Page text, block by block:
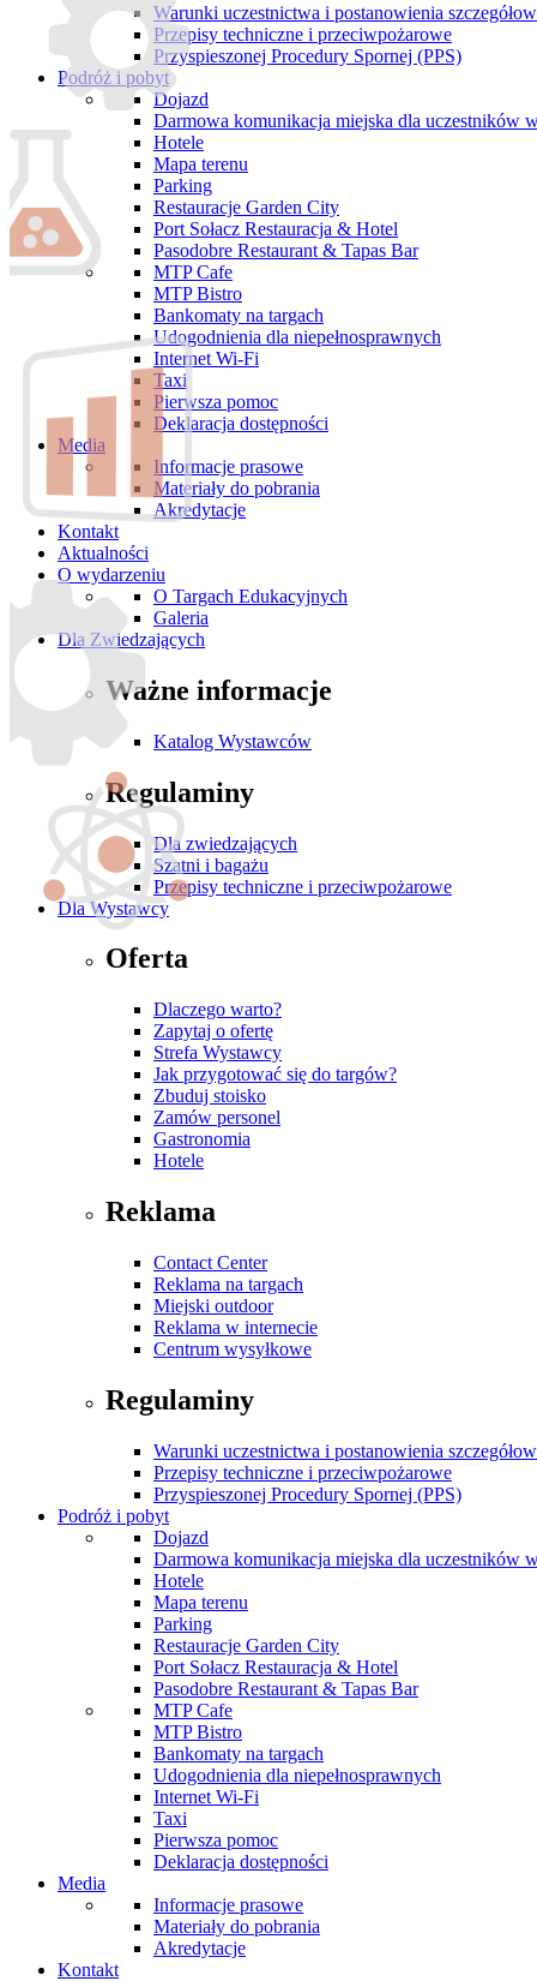
Warunki uczestnictwa i postanowienia
Przepisy techniczne i przeciwpożarowe
Przyspieszonej Procedury Spornej (PPS)
Podróż i pobyt
Dojazd
Darmowa komunikacja miejska dla uczestników
Hotele
Mapa terenu
Parking
Restauracje Garden City
Port Sołacz Restauracja & Hotel
Pasodobre Restaurant & Tapas Bar
MTP Cafe
MTP Bistro
Bankomaty na targach
Udogodnienia dla niepełnosprawnych
Internet Wi-Fi
Taxi
Pierwsza pomoc
Deklaracja dostępności
Media
Informacje prasowe
Materiały do pobrania
Akredytacje
Kontakt
Aktualności
O wydarzeniu
O Targach Edukacyjnych
Galeria
Dla Zwiedzających
Ważne informacje
Katalog Wystawców
Regulaminy
Dla zwiedzających
Szatni i bagażu
Przepisy techniczne i przeciwpożarowe
Dla Wystawcy
Oferta
Dlaczego warto?
Zapytaj o ofertę
Strefa Wystawcy
Jak przygotować się do targów?
Zbuduj stoisko
Zamów personel
Gastronomia
Hotele
Reklama
Contact Center
Reklama na targach
Miejski outdoor
Reklama w internecie
Centrum wysyłkowe
Regulaminy
Warunki uczestnictwa i postanowienia
Przepisy techniczne i przeciwpożarowe
Przyspieszonej Procedury Spornej (PPS)
Podróż i pobyt
Dojazd
Darmowa komunikacja miejska dla uczestników
Hotele
Mapa terenu
Parking
Restauracje Garden City
Port Sołacz Restauracja & Hotel
Pasodobre Restaurant & Tapas Bar
MTP Cafe
MTP Bistro
Bankomaty na targach
Udogodnienia dla niepełnosprawnych
Internet Wi-Fi
Taxi
Pierwsza pomoc
Deklaracja dostępności
Media
Informacje prasowe
Materiały do pobrania
Akredytacje
Kontakt